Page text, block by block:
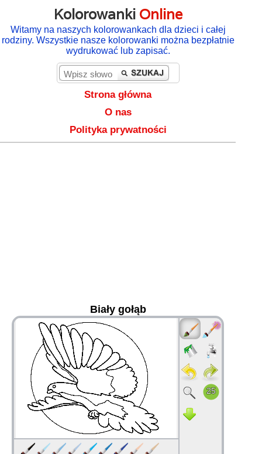
Kolorowanki Online
Witamy na naszych kolorowankach dla dzieci i całej
rodziny. Wszystkie nasze kolorowanki można bezpłatnie
wydrukować lub zapisać.
Strona główna
O nas
Polityka prywatności
Biały gołąb